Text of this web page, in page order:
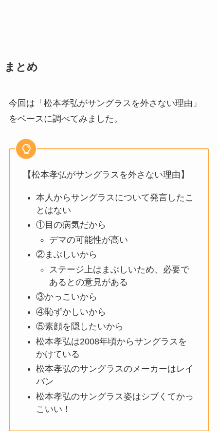
まとめ
今回は「松本孝弘がサングラスを外さない理由」
をベースに調べてみました。
【松本孝弘がサングラスを外さない理由】
本人からサングラスについて発言したこ
とはない
①目の病気だから
デマの可能性が高い
②まぶしいから
ステージ上はまぶしいため、必要で
あるとの意見がある
③かっこいから
④恥ずかしいから
⑤素顔を隠したいから
松本孝弘は2008年頃からサングラスを
かけている
松本孝弘のサングラスのメーカーはレイ
バン
松本孝弘のサングラス姿はシブくてかっ
こいい！